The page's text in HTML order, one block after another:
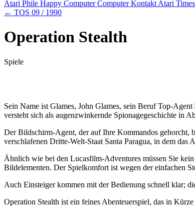
Atari Phile Happy ComputerComputer Kontakt Atari Times
← TOS 09 / 1990
Operation Stealth
Spiele
Sein Name ist Glames, John Glames, sein Beruf Top-
versteht sich als augenzwinkernde Spionagegeschichte in
Der Bildschirm-Agent, der auf Ihre Kommandos gehorcht,
verschlafenen Dritte-Welt-Staat Santa Paragua, in dem das
Ähnlich wie bei den Lucasfilm-Adventures müssen Sie
Bildelementen. Der Spielkomfort ist wegen der einfachen
Auch Einsteiger kommen mit der Bedienung schnell klar;
Operation Stealth ist ein feines Abenteuerspiel, das in